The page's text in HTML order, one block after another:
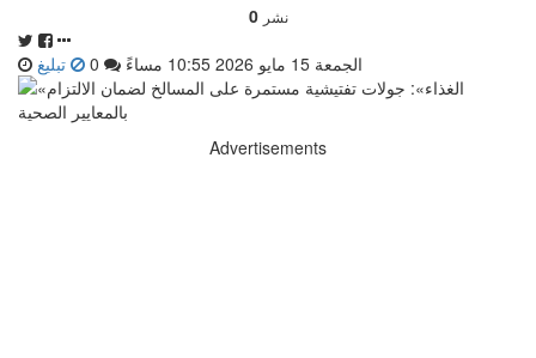
0 نشر
الجمعة 15 مايو 2026 10:55 مساءً تبليغ
Advertisements